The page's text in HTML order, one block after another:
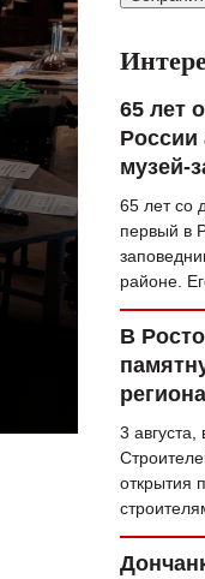
65 лет
России
музей-
65 лет со
первый в
районе.
В
региона
3
открытия